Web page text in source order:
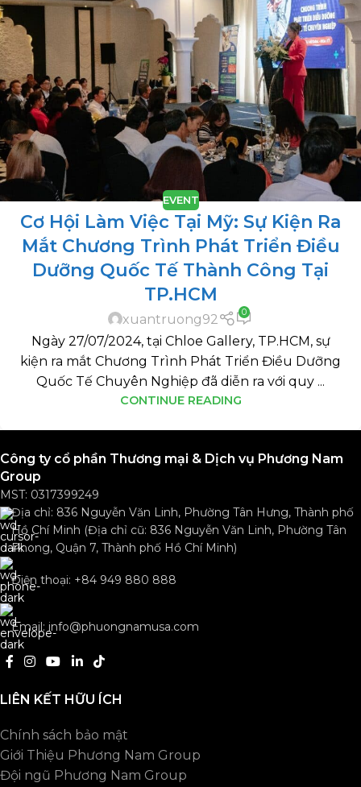
EVENT
Cơ Hội Làm Việc Tại Mỹ: Sự Kiện Ra
Mắt Chương Trình Phát Triển Điều
Dưỡng Quốc Tế Thành Công Tại
TP.HCM
xuantruong92 0
Ngày 27/07/2024, tại Chloe Gallery, TP.HCM, sự
kiện ra mắt Chương Trình Phát Triển Điều Dưỡng
Quốc Tế Chuyên Nghiệp đã diễn ra với quy ...
CONTINUE READING
Công ty cổ phần Thương mại & Dịch vụ Phương Nam
Group
MST: 0317399249
Địa chỉ: 836 Nguyễn Văn Linh, Phường Tân Hưng, Thành phố
Hồ Chí Minh (Địa chỉ cũ: 836 Nguyễn Văn Linh, Phường Tân
Phong, Quận 7, Thành phố Hồ Chí Minh)
Điện thoại: +84 949 880 888
Email: info@phuongnamusa.com
LIÊN KẾT HỮU ÍCH
Chính sách bảo mật
Giới Thiệu Phương Nam Group
Đội ngũ Phương Nam Group